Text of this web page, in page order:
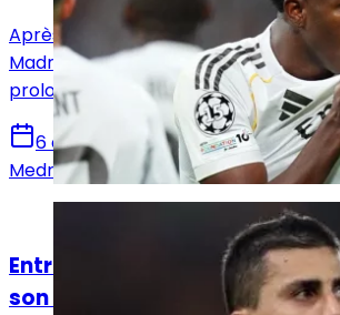
Après avoir annoncé l'arrivée de Yan
Madrid en a profité pour annoncer
prolongation de Vinicius Jr pour six
6 août 2026
Medric Bouzermane
Entre le Real Madrid et le
son choix !